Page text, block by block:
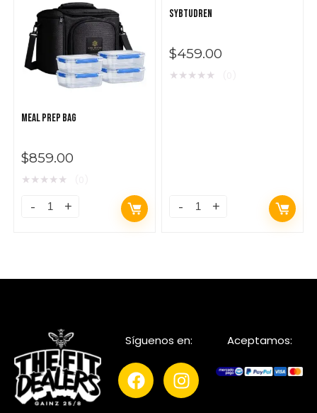
MEAL PREP BAG
$859.00
★★★★★
SYBTUDREN
$459.00
★★★★★
Síguenos en: Aceptamos: